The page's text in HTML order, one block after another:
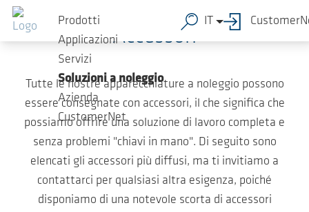
Salta al contenuto principale
Prodotti
Applicazioni
Servizi
Soluzioni a noleggio
Azienda
CustomerNet
IT
Accessori
Tutte le nostre apparecchiature a noleggio possono
essere consegnate con accessori, il che significa che
possiamo offrire una soluzione di lavoro completa e
senza problemi "chiavi in mano". Di seguito sono
elencati gli accessori più diffusi, ma ti invitiamo a
contattarci per qualsiasi altra esigenza, poiché
disponiamo di una notevole scorta di accessori